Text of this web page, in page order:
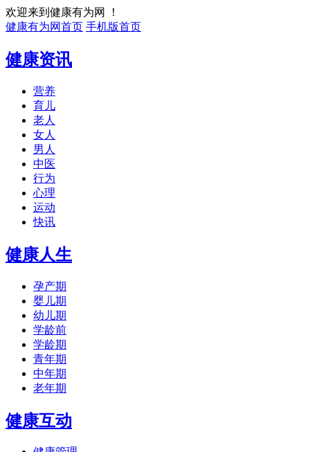
欢迎来到健康有为网 ！
健康有为网首页 手机版首页
健康资讯
营养
育儿
老人
女人
男人
中医
行为
心理
运动
快讯
健康人生
孕产期
婴儿期
幼儿期
学龄前
学龄期
青年期
中年期
老年期
健康互动